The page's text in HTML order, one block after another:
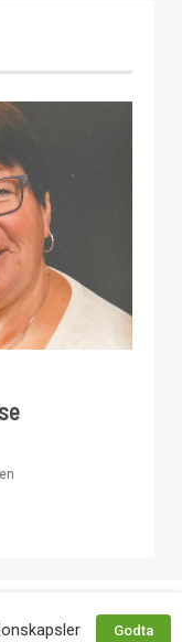
Godta